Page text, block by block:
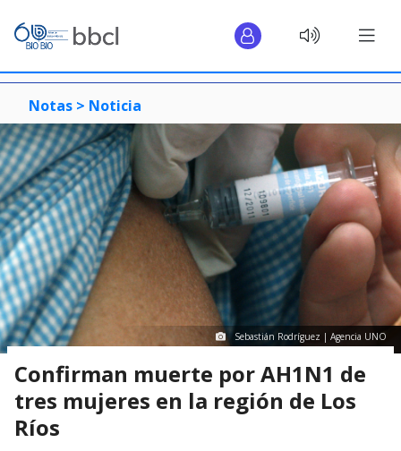
Notas > Noticia
Sebastián Rodríguez | Agencia UNO
Confirman muerte por AH1N1 de
tres mujeres en la región de Los
Ríos